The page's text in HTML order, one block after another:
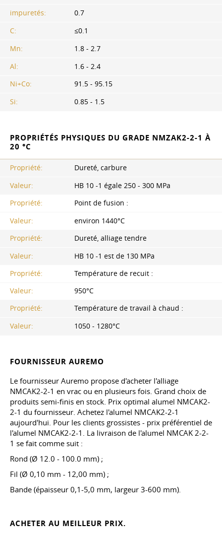
impuretés:
0.7
C:
≤0.1
Mn:
1.8 - 2.7
Al:
1.6 - 2.4
Ni+Co:
91.5 - 95.15
Si:
0.85 - 1.5
PROPRIÉTÉS PHYSIQUES DU GRADE NMZAK2-2-1 À
20 °C
Propriété:
Dureté, carbure
Valeur:
HB 10 -1 égale 250 - 300 MPa
Propriété:
Point de fusion :
Valeur:
environ 1440°C
Propriété:
Dureté, alliage tendre
Valeur:
HB 10 -1 est de 130 MPa
Propriété:
Température de recuit :
Valeur:
950°C
Propriété:
Température de travail à chaud :
Valeur:
1050 - 1280°C
FOURNISSEUR AUREMO
Le fournisseur Auremo propose d'acheter l'alliage
NMCAK2-2-1 en vrac ou en plusieurs fois. Grand choix de
produits semi-finis en stock. Prix optimal alumel NMCAK2-
2-1 du fournisseur. Achetez l'alumel NMCAK2-2-1
aujourd'hui. Pour les clients grossistes - prix préférentiel de
l'alumel NMCAK2-2-1. La livraison de l'alumel NMCAK 2-2-
1 se fait comme suit :
Rond (Ø 12.0 - 100.0 mm) ;
Fil (Ø 0,10 mm - 12,00 mm) ;
Bande (épaisseur 0,1-5,0 mm, largeur 3-600 mm).
ACHETER AU MEILLEUR PRIX.